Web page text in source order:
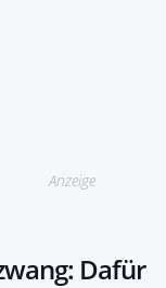
Anzeige
Dafür